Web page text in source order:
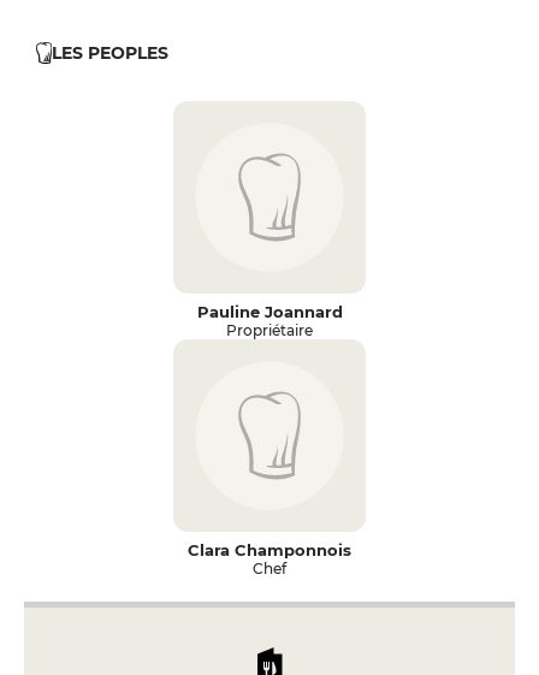
LES PEOPLES
Pauline Joannard
Propriétaire
Clara Champonnois
Chef